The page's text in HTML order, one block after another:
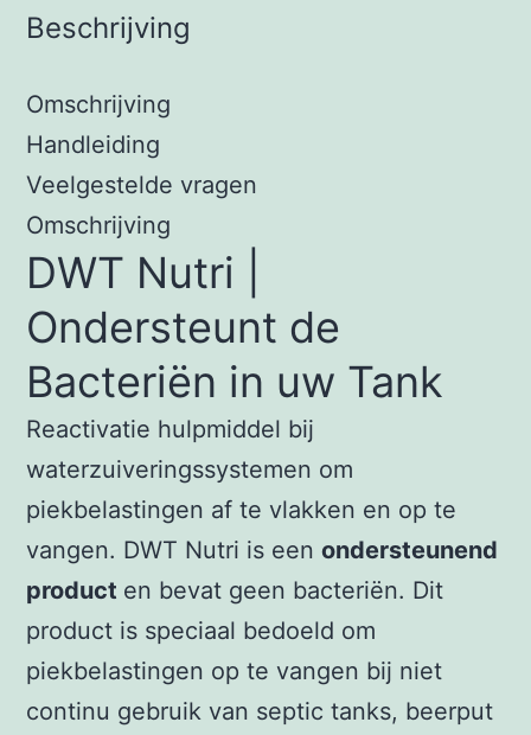
Beschrijving
Omschrijving
Handleiding
Veelgestelde vragen
Omschrijving
DWT Nutri |
Ondersteunt de
Bacteriën in uw Tank
Reactivatie hulpmiddel bij
waterzuiveringssystemen om
piekbelastingen af te vlakken en op te
vangen. DWT Nutri is eenondersteunend
product en bevat geen bacteriën. Dit
product is speciaal bedoeld om
piekbelastingen op te vangen bij niet
continu gebruik van septic tanks, beerput